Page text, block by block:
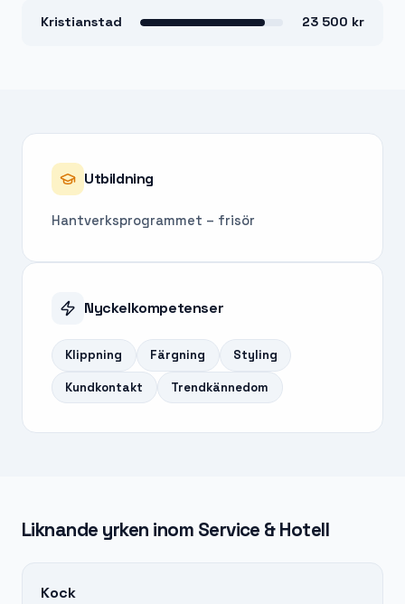
Kristianstad 23 500 kr
Utbildning
Hantverksprogrammet – frisör
Nyckelkompetenser
Klippning Färgning Styling
Kundkontakt Trendkännedom
Liknande yrken inom Service & Hotell
Kock